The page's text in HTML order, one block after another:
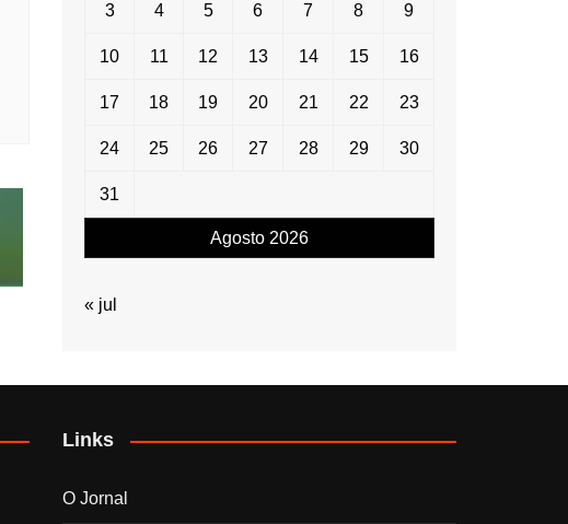
Agosto 2026
3 4 5 6 7 8 9
10 11 12 13 14 15 16
17 18 19 20 21 22 23
24 25 26 27 28 29 30
31
« jul
Links
O Jornal